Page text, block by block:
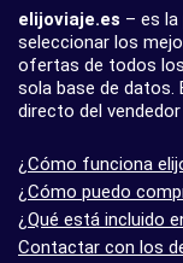
elijoviaje.es – es
seleccionar los
ofertas de todos
sola base de
directo del
¿Cómo funciona
¿Cómo puedo
¿Qué está incluido
Contactar con los